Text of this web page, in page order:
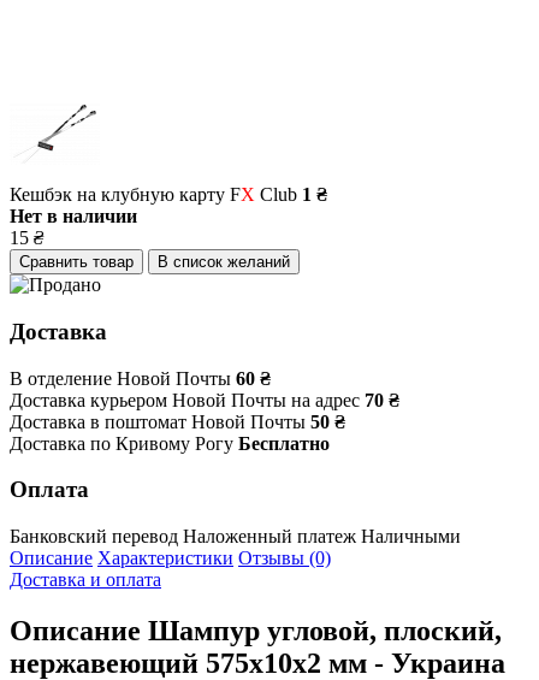
Кешбэк на клубную карту FX Club 1 ₴
Нет в наличии
15 ₴
Сравнить товар В список желаний
Доставка
В отделение Новой Почты 60 ₴
Доставка курьером Новой Почты на адрес 70 ₴
Доставка в поштомат Новой Почты 50 ₴
Доставка по Кривому Рогу Бесплатно
Оплата
Банковский перевод Наложенный платеж Наличными
Описание Характеристики Отзывы (0)
Доставка и оплата
Описание Шампур угловой, плоский,
нержавеющий 575x10x2 мм - Украина